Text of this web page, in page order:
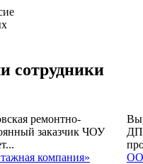
сотрудники
ремонтно-
заказчик ЧОУ
компания»